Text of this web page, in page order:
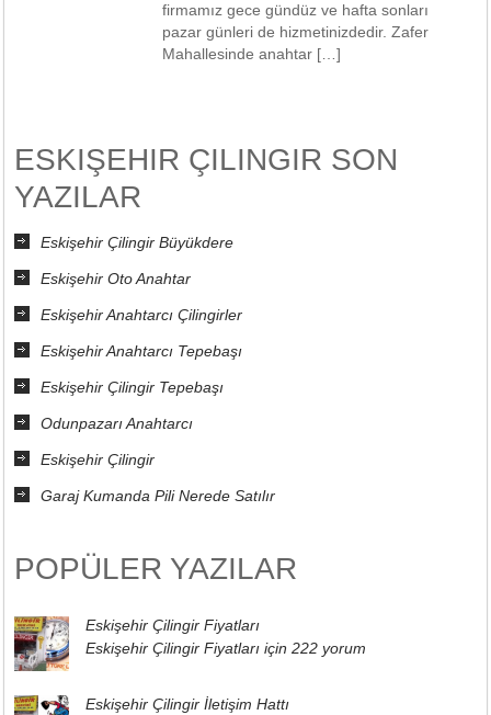
firmamız gece gündüz ve hafta sonları
pazar günleri de hizmetinizdedir. Zafer
Mahallesinde anahtar […]
ESKIŞEHIR ÇILINGIR SON
YAZILAR
Eskişehir Çilingir Büyükdere
Eskişehir Oto Anahtar
Eskişehir Anahtarcı Çilingirler
Eskişehir Anahtarcı Tepebaşı
Eskişehir Çilingir Tepebaşı
Odunpazarı Anahtarcı
Eskişehir Çilingir
Garaj Kumanda Pili Nerede Satılır
POPÜLER YAZILAR
Eskişehir Çilingir Fiyatları
Eskişehir Çilingir Fiyatları için 222 yorum
Eskişehir Çilingir İletişim Hattı